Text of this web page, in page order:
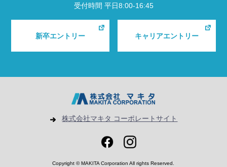
受付時間 平日8:00-16:45
新卒エントリー キャリアエントリー
株式会社マキタ コーポレートサイト
Copyright © MAKITA Corporation All rights Reserved.